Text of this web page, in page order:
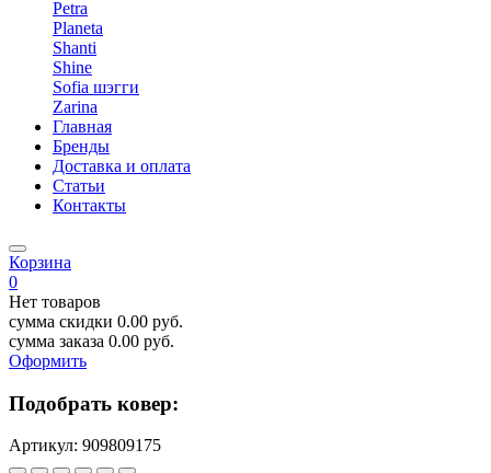
Petra
Planeta
Shanti
Shine
Sofia шэгги
Zarina
Главная
Бренды
Доставка и оплата
Статьи
Контакты
Корзина
0
Нет товаров
сумма скидки 0.00 руб.
сумма заказа 0.00 руб.
Оформить
Подобрать ковер:
Артикул: 909809175